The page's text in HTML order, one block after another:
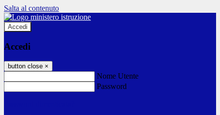
Salta al contenuto
Accedi
Accedi
button close ×
Nome Utente
Password